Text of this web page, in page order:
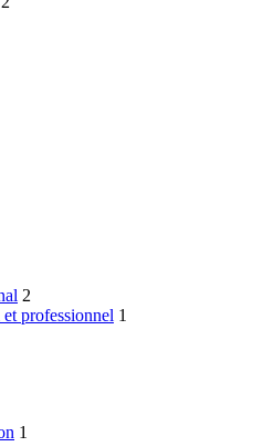
2
professionnel 1
1